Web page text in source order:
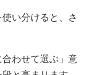
い分けると、さ
わせて選ぶ」意